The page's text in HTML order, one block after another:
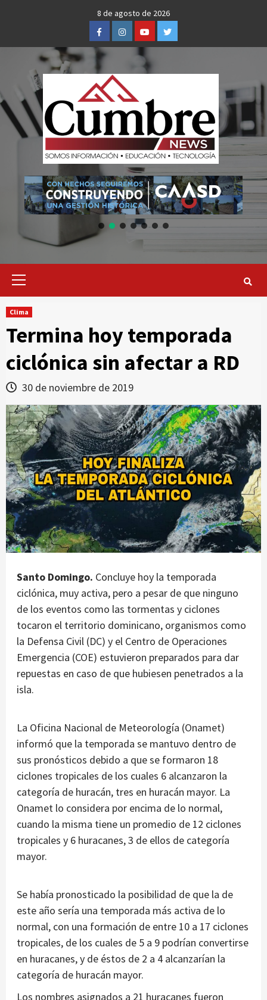
8 de agosto de 2026
FacebookInstagramYoutubeTwitter
Primary
Clima
Termina hoy temporada
ciclónica sin afectar a RD
30 de noviembre de 2019
Santo Domingo. Concluye hoy la temporada
ciclónica, muy activa, pero a pesar de que ninguno
de los eventos como las tormentas y ciclones
tocaron el territorio dominicano, organismos como
la Defensa Civil (DC) y el Centro de Operaciones
Emergencia (COE) estuvieron preparados para dar
repuestas en caso de que hubiesen penetrados a la
isla.
La Oficina Nacional de Meteorología (Onamet)
informó que la temporada se mantuvo dentro de
sus pronósticos debido a que se formaron 18
ciclones tropicales de los cuales 6 alcanzaron la
categoría de huracán, tres en huracán mayor. La
Onamet lo considera por encima de lo normal,
cuando la misma tiene un promedio de 12 ciclones
tropicales y 6 huracanes, 3 de ellos de categoría
mayor.
Se había pronosticado la posibilidad de que la de
este año sería una temporada más activa de lo
normal, con una formación de entre 10 a 17 ciclones
tropicales, de los cuales de 5 a 9 podrían convertirse
en huracanes, y de éstos de 2 a 4 alcanzarían la
categoría de huracán mayor.
Los nombres asignados a 21 huracanes fueron